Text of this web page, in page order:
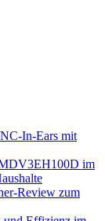
In-Ears mit
im
Review zum